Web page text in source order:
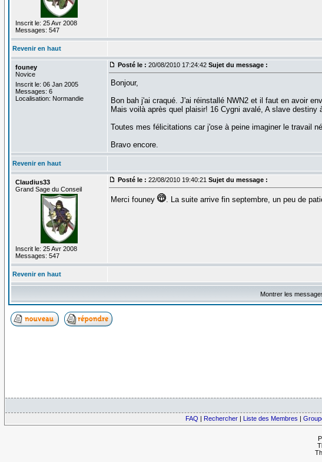
Inscrit le: 25 Avr 2008
Messages: 547
Revenir en haut
founey
Novice
Inscrit le: 06 Jan 2005
Messages: 6
Localisation: Normandie
Posté le : 20/08/2010 17:24:42 Sujet du message :
Bonjour,
Bon bah j'ai craqué. J'ai réinstallé NWN2 et il faut en avoir
Mais voilà après quel plaisir! 16 Cygni avalé, A slave destiny
Toutes mes félicitations car j'ose à peine imaginer le travail
Bravo encore.
Revenir en haut
Claudius33
Grand Sage du Conseil
Inscrit le: 25 Avr 2008
Messages: 547
Posté le : 22/08/2010 19:40:21 Sujet du message :
Merci founey . La suite arrive fin septembre, un peu de
Revenir en haut
Montrer les
FAQ
Rechercher Liste des Membres